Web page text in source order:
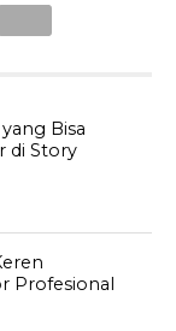
Bisa
di Story
Profesional